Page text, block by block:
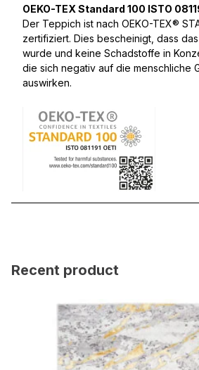
OEKO-TEX Standard 100 ISTO
Der Teppich ist nach OEKO-TEX®
zertifiziert. Dies bescheinigt, dass
wurde und keine Schadstoffe in
die sich negativ auf die menschliche
auswirken.
Recent product